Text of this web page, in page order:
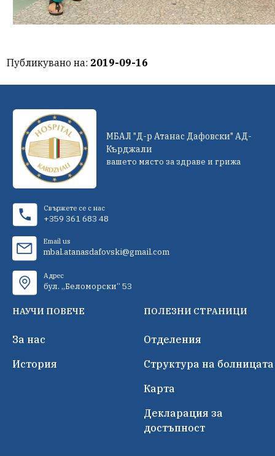
Публикувано на: 2019-09-16
МБАЛ "Д-р Атанас Дафовски" АД-
Кърджали
вашето място за здраве и грижа
Свържете се с нас
+359 361 683 48
Email us
mbal.atanasdafovski@gmail.com
Адрес
бул. „Беломорски“ 53
НАУЧИ ПОВЕЧЕ
За нас
История
ПОЛЕЗНИ СТРАНИЦИ
Отделения
Структура на болницата
Карта
Декларация за
достъпност